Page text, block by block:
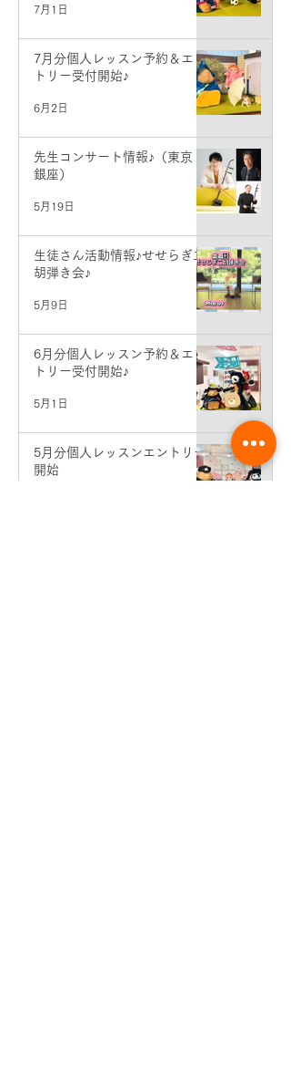
7月1日
7月分個人レッスン予約＆エン
トリー受付開始♪
6月2日
先生コンサート情報♪（東京・
銀座）
5月19日
生徒さん活動情報♪せせらぎ二
胡弾き会♪
5月9日
6月分個人レッスン予約＆エン
トリー受付開始♪
5月1日
5月分個人レッスンエントリー
開始